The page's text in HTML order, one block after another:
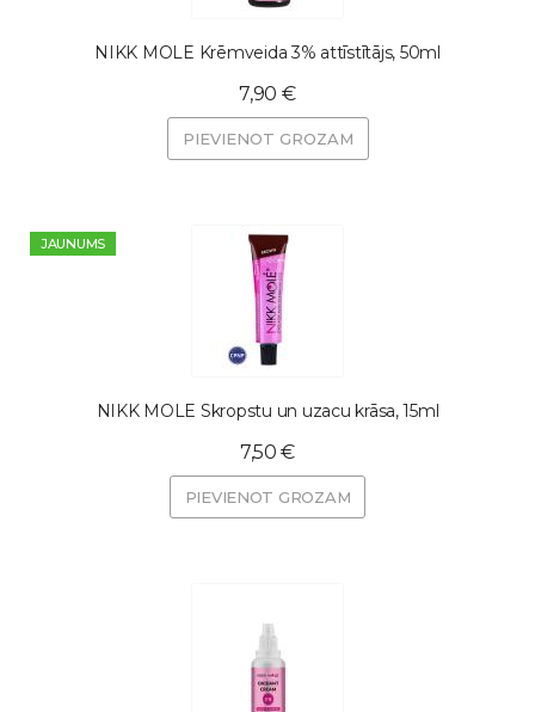
NIKK MOLE Krēmveida 3% attīstītājs, 50ml
7,90 €
PIEVIENOT GROZAM
JAUNUMS
NIKK MOLE Skropstu un uzacu krāsa, 15ml
7,50 €
PIEVIENOT GROZAM